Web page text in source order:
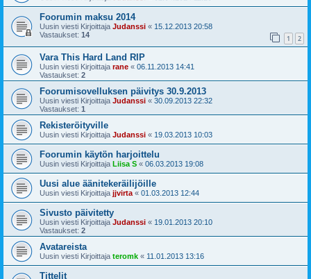
Foorumin maksu 2014
Uusin viesti Kirjoittaja Judanssi « 15.12.2013 20:58
Vastaukset: 14 1 2
Vara This Hard Land RIP
Uusin viesti Kirjoittaja rane « 06.11.2013 14:41
Vastaukset: 2
Foorumisovelluksen päivitys 30.9.2013
Uusin viesti Kirjoittaja Judanssi « 30.09.2013 22:32
Vastaukset: 1
Rekisteröityville
Uusin viesti Kirjoittaja Judanssi « 19.03.2013 10:03
Foorumin käytön harjoittelu
Uusin viesti Kirjoittaja Liisa S « 06.03.2013 19:08
Uusi alue äänitekeräilijöille
Uusin viesti Kirjoittaja jjvirta « 01.03.2013 12:44
Sivusto päivitetty
Uusin viesti Kirjoittaja Judanssi « 19.01.2013 20:10
Vastaukset: 2
Avatareista
Uusin viesti Kirjoittaja teromk « 11.01.2013 13:16
Tittelit